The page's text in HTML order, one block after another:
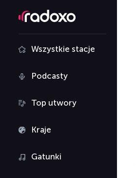
Wszystkie stacje
Podcasty
Top utwory
Kraje
Gatunki